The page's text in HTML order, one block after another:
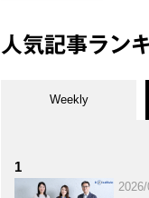
人気記事ラン
Weekly
1